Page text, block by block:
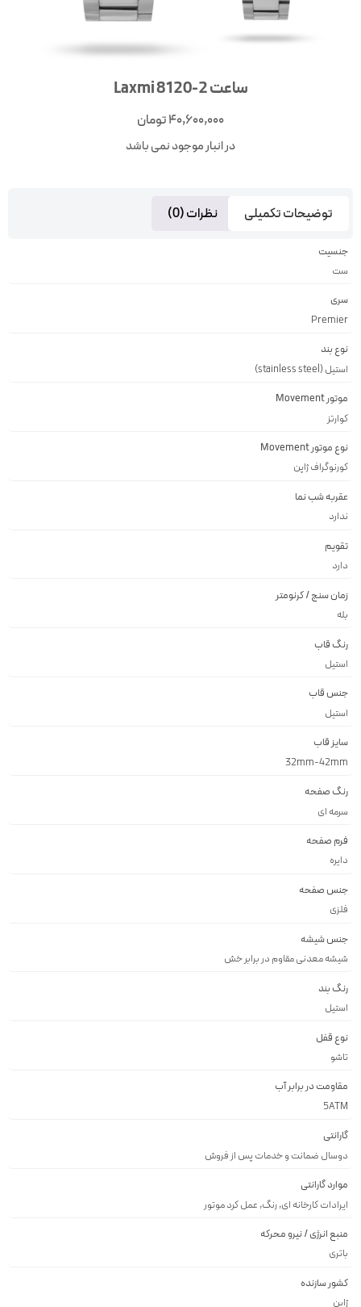
ساعت Laxmi 8120-2
40,600,000تومان
در انبار موجود نمی باشد
توضیحات تکمیلی نظرات (0)
جنسیت
ست
سری
Premier
نوع بند
استیل (stainless steel)
موتور Movement
کوارتز
نوع موتور Movement
کورنوگراف ژاپن
عقربه شب نما
ندارد
تقویم
دارد
زمان سنج / کرنومتر
رنگ قاب
استيل
جنس قاب
استيل
سایز قاب
32mm-42mm
رنگ صفحه
سرمه اى
فرم صفحه
دايره
جنس صفحه
فلزى
جنس شیشه
شيشه معدنى مقاوم در برابر خش
رنگ بند
استيل
نوع قفل
تاشو
مقاومت در برابر آب
5ATM
گارانتی
دوسال ضمانت و خدمات پس از فروش
موارد گارانتی
ایرادات کارخانه ای, رنگ, عمل کرد موتور
منبع انرژی / نیرو محرکه
باتری
کشور سازنده
ژاپن